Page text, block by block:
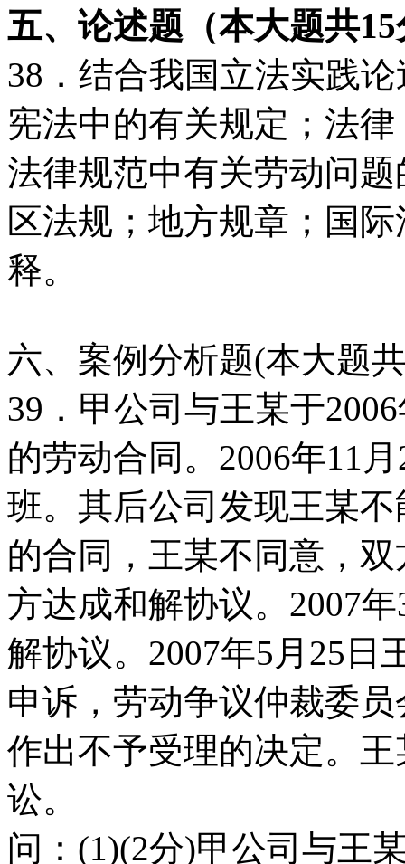
五、论述题（本大题共15
38．结合我国立法实践
宪法中的有关规定；法
法律规范中有关劳动问
区法规；地方规章；国
释。
六、案例分析题(本大题
39．甲公司与王某于
的劳动合同。2006年11
班。其后公司发现王某
的合同，王某不同意，
方达成和解协议。2007
解协议。2007年5月25日
申诉，劳动争议仲裁委
作出不予受理的决定。
讼。
问：(1)(2分)甲公司与王